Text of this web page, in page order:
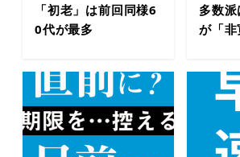
「初老」は前回同様6
0代が最多
多数
が「非